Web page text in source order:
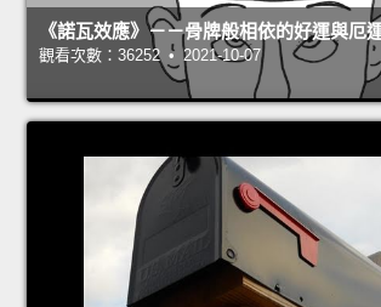
《諾瓦效應》－－骨牌般相依的好運與厄
觀看次數：36252 • 2021-10-07